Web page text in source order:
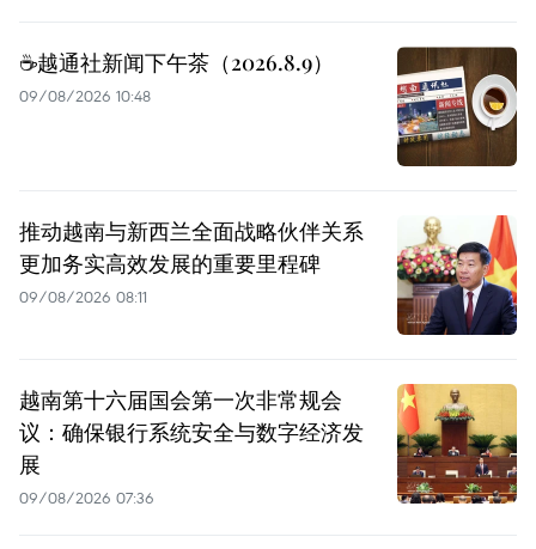
☕️越通社新闻下午茶（2026.8.9）
09/08/2026 10:48
推动越南与新西兰全面战略伙伴关系
更加务实高效发展的重要里程碑
09/08/2026 08:11
越南第十六届国会第一次非常规会
议：确保银行系统安全与数字经济发
展
09/08/2026 07:36